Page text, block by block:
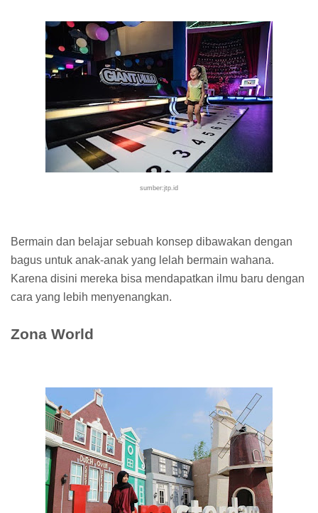
sumber:jtp.id
Bermain dan belajar sebuah konsep dibawakan dengan
bagus untuk anak-anak yang lelah bermain wahana.
Karena disini mereka bisa mendapatkan ilmu baru dengan
cara yang lebih menyenangkan.
Zona World